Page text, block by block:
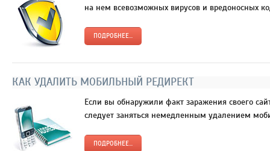
на нем всевозможных вирусов и вредоносных
ПОДРОБНЕЕ...
КАК УДАЛИТЬ МОБИЛЬНЫЙ РЕДИРЕКТ
Если вы обнаружили факт заражения своего
следует заняться немедленным удалением
ПОДРОБНЕЕ...